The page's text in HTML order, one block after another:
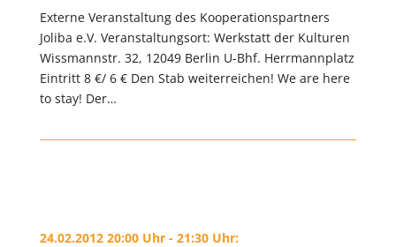
Externe Veranstaltung des Kooperationspartners
Joliba e.V. Veranstaltungsort: Werkstatt der Kulturen
Wissmannstr. 32, 12049 Berlin U-Bhf. Herrmannplatz
Eintritt 8 €/ 6 € Den Stab weiterreichen! We are here
to stay! Der…
24.02.2012 20:00 Uhr - 21:30 Uhr: